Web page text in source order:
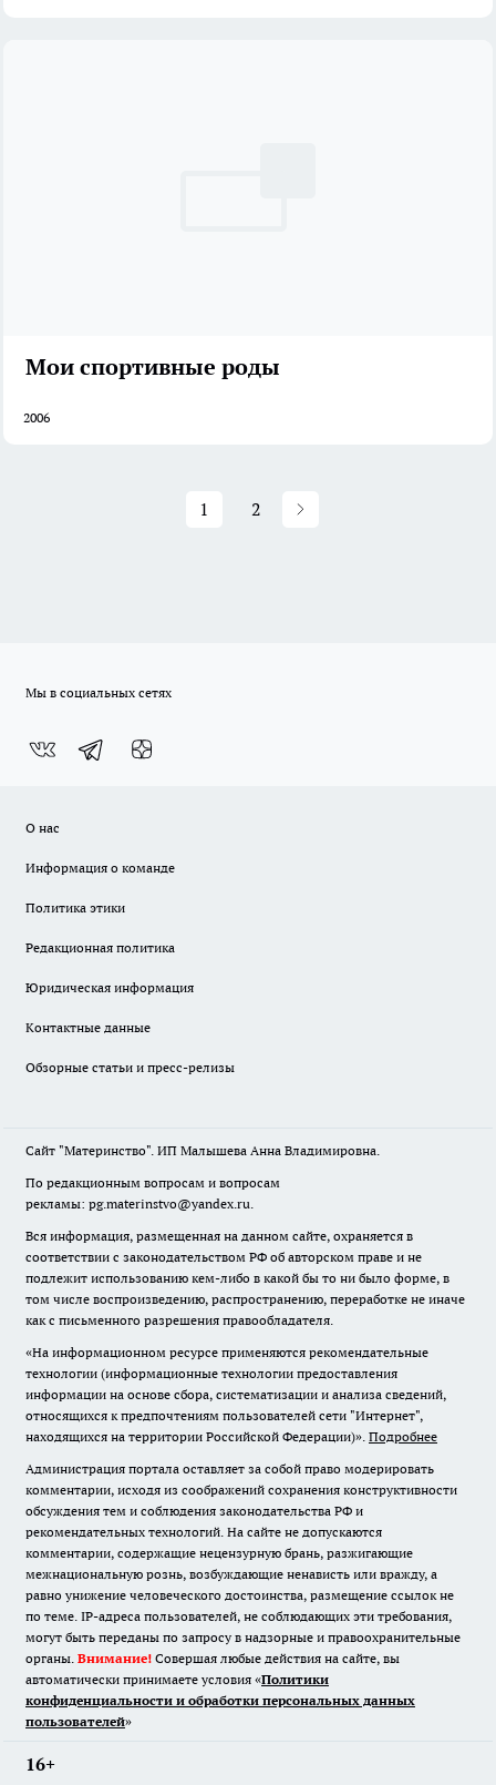
Мои спортивные роды
2006
1 2
Мы в социальных сетях
О нас
Информация о команде
Политика этики
Редакционная политика
Юридическая информация
Контактные данные
Обзорные статьи и пресс-релизы
Сайт "Материнство". ИП Малышева Анна Владимировна.
По редакционным вопросам и вопросам
рекламы: pg.materinstvo@yandex.ru.
Вся информация, размещенная на данном сайте, охраняется в
соответствии с законодательством РФ об авторском праве и не
подлежит использованию кем-либо в какой бы то ни было форме, в
том числе воспроизведению, распространению, переработке не иначе
как с письменного разрешения правообладателя.
«На информационном ресурсе применяются рекомендательные
технологии (информационные технологии предоставления
информации на основе сбора, систематизации и анализа сведений,
относящихся к предпочтениям пользователей сети "Интернет",
находящихся на территории Российской Федерации)». Подробнее
Администрация портала оставляет за собой право модерировать
комментарии, исходя из соображений сохранения конструктивности
обсуждения тем и соблюдения законодательства РФ и
рекомендательных технологий. На сайте не допускаются
комментарии, содержащие нецензурную брань, разжигающие
межнациональную рознь, возбуждающие ненависть или вражду, а
равно унижение человеческого достоинства, размещение ссылок не
по теме. IP-адреса пользователей, не соблюдающих эти требования,
могут быть переданы по запросу в надзорные и правоохранительные
органы. Внимание! Совершая любые действия на сайте, вы
автоматически принимаете условия «Политики
конфиденциальности и обработки персональных данных
пользователей»
16+